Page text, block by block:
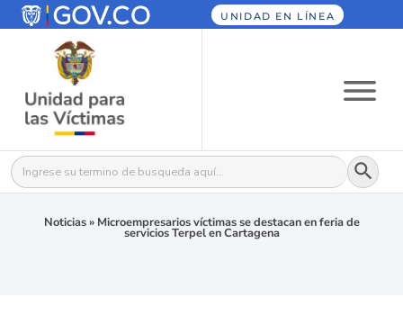
UNIDAD EN LÍNEA
Buscar: Botón
Noticias» Microempresarios víctimas se destacan en feria de
servicios Terpel en Cartagena